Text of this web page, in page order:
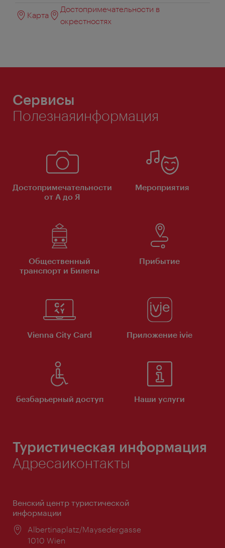
Карта
Достопримечательности в
окрестностях
Сервисы
Полезнаяинформация
Достопримечательности
от А до Я
Мероприятия
Общественный
транспорт и Билеты
Прибытие
Vienna City Card Приложение ivie
безбарьерный доступ Наши услуги
Туристическая информация
Адресаиконтакты
Венский центр туристической
информации
Расположение:
Albertinaplatz/Maysedergasse
1010 Wien